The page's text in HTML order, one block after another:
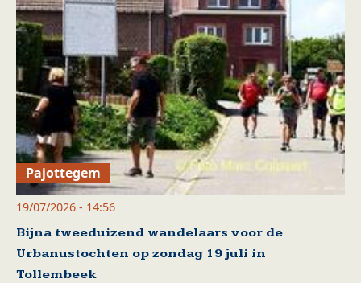
Pajottegem
19/07/2026 - 14:56
Bijna tweeduizend wandelaars voor de
Urbanustochten op zondag 19 juli in
Tollembeek